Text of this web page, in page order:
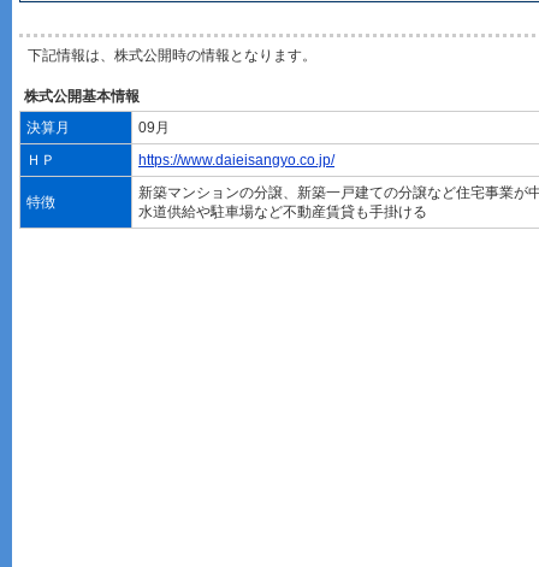
下記情報は、株式公開時の情報となります。
株式公開基本情報
決算月
09月
ＨＰ
https://www.daieisangyo.co.jp/
特徴
新築マンションの分譲、新築一戸建ての分譲など住宅事業が
水道供給や駐車場など不動産賃貸も手掛ける